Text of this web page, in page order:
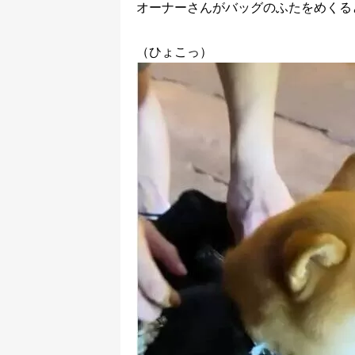
オーナーさんがバッグのふたをめく
（ひょこっ）